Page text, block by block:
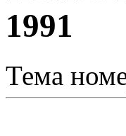
1991
Тема